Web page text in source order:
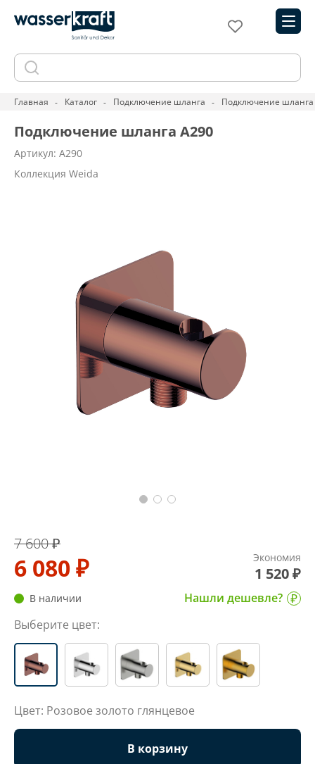
Главная Каталог Подключение шланга Подключение шланга
Подключение шланга A290
Артикул: A290
Коллекция Weida
7 600 ₽
6 080 ₽ Экономия
1 520 ₽
В наличии
Нашли дешевле?
Выберите цвет:
Цвет: Розовое золото глянцевое
В корзину